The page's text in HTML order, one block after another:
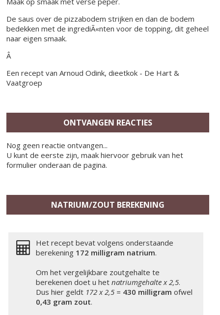
De saus over de pizzabodem strijken en dan de bodem
bedekken met de ingrediÃ«nten voor de topping, dit geheel
naar eigen smaak.
Â
Een recept van Arnoud Odink, dieetkok - De Hart &
Vaatgroep
ONTVANGEN REACTIES
Nog geen reactie ontvangen...
U kunt de eerste zijn, maak hiervoor gebruik van het
formulier onderaan de pagina.
NATRIUM/ZOUT BEREKENING
Het recept bevat volgens onderstaande
berekening 172 milligram natrium.
Om het vergelijkbare zoutgehalte te
berekenen doet u hetnatriumgehalte x 2,5.
Dus hier geldt 172 x 2,5 = 430 milligram ofwel
0,43 gram zout.